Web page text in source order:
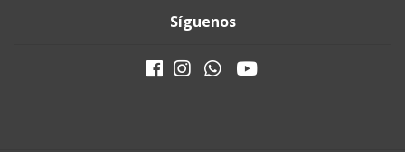
Síguenos